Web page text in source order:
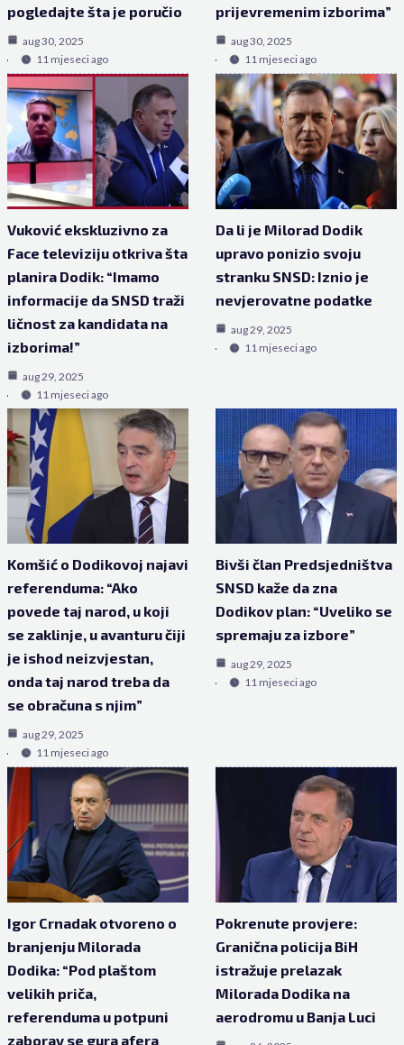
pogledajte šta je poručio
aug 30, 2025
11 mjeseci ago
prijevremenim izborima”
aug 30, 2025
11 mjeseci ago
Vuković ekskluzivno za
Face televiziju otkriva šta
planira Dodik: “Imamo
informacije da SNSD traži
ličnost za kandidata na
izborima!”
aug 29, 2025
11 mjeseci ago
Da li je Milorad Dodik
upravo ponizio svoju
stranku SNSD: Iznio je
nevjerovatne podatke
aug 29, 2025
11 mjeseci ago
Komšić o Dodikovoj najavi
referenduma: “Ako
povede taj narod, u koji
se zaklinje, u avanturu čiji
je ishod neizvjestan,
onda taj narod treba da
se obračuna s njim”
aug 29, 2025
11 mjeseci ago
Bivši član Predsjedništva
SNSD kaže da zna
Dodikov plan: “Uveliko se
spremaju za izbore”
aug 29, 2025
11 mjeseci ago
Igor Crnadak otvoreno o
branjenju Milorada
Dodika: “Pod plaštom
velikih priča,
referenduma u potpuni
zaborav se gura afera
Pokrenute provjere:
Granična policija BiH
istražuje prelazak
Milorada Dodika na
aerodromu u Banja Luci